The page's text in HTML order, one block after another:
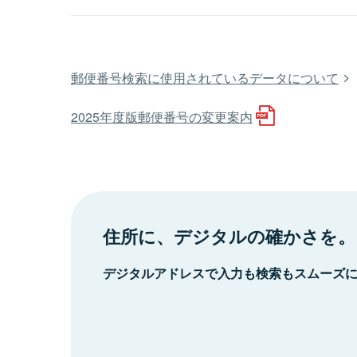
郵便番号検索に使用されているデータについて
2025年度版郵便番号の変更案内
住所に、デジタルの確かさを。
デジタルアドレスで入力も検索もスムーズ